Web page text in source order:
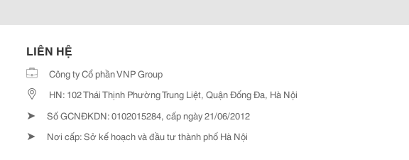
LIÊN HỆ
Công ty Cổ phần VNP Group
HN: 102 Thái Thịnh Phường Trung Liệt, Quận Đống Đa, Hà Nội
➤ Số GCNĐKDN: 0102015284, cấp ngày 21/06/2012
➤ Nơi cấp: Sở kế hoạch và đầu tư thành phố Hà Nội